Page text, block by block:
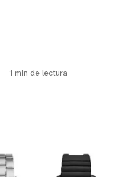
1 min de lectura